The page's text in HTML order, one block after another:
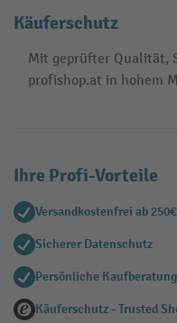
Käuferschutz
Mit geprüfter Qualität,
profishop.at in hohem
Ihre Profi-Vorteile
Versandkostenfrei ab 250€
Sicherer Datenschutz
Persönliche Kaufberatung
Käuferschutz - Trusted